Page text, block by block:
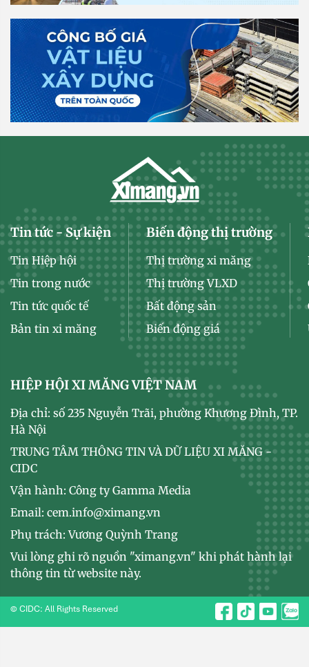
Tin tức - Sự kiện
Tin Hiệp hội
Tin trong nước
Tin tức quốc tế
Bản tin xi măng
Biến động thị trường
Thị trường xi măng
Thị trường VLXD
Bất động sản
Biến động giá
HIỆP HỘI XI MĂNG VIỆT NAM
Địa chỉ: số 235 Nguyễn Trãi, phường Khương Đình, TP.
Hà Nội
TRUNG TÂM THÔNG TIN VÀ DỮ LIỆU XI MĂNG -
CIDC
Vận hành: Công ty Gamma Media
Email: cem.info@ximang.vn
Phụ trách: Vương Quỳnh Trang
Vui lòng ghi rõ nguồn "ximang.vn" khi phát hành lại
thông tin từ website này.
© CIDC: All Rights Reserved